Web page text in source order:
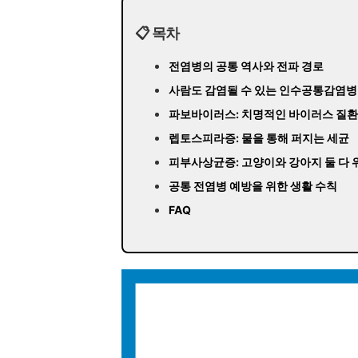
📋 목차
전염병의 공통 역사와 전파 경로
사람도 감염될 수 있는 인수공통감염병
파보바이러스: 치명적인 바이러스 질환
렙토스피라증: 물을 통해 퍼지는 세균
피부사상균증: 고양이와 강아지 둘 다
공통 전염병 예방을 위한 생활 수칙
FAQ